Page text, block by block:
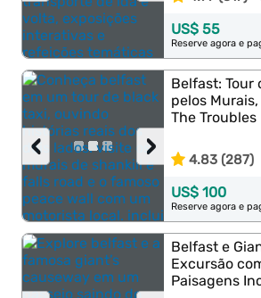
US$ 55
Reserve agora e
›
‹
Belfast: Tour
pelos
The Troubles
4.83 (287)
US$ 100
Reserve agora e
Belfast e
Excursão
Paisagens